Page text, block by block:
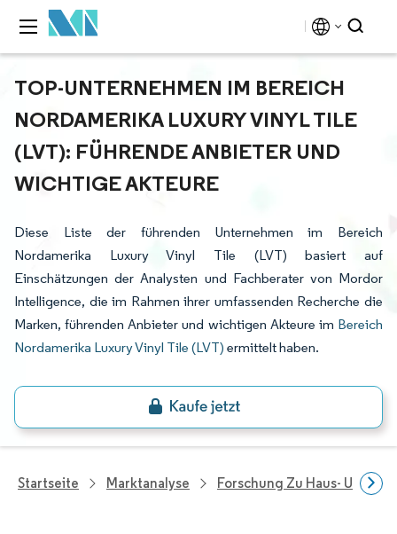
TOP-UNTERNEHMEN IM BEREICH
NORDAMERIKA LUXURY VINYL TILE
(LVT): FÜHRENDE ANBIETER UND
WICHTIGE AKTEURE
Diese Liste der führenden Unternehmen im Bereich
Nordamerika Luxury Vinyl Tile (LVT) basiert auf
Einschätzungen der Analysten und Fachberater von Mordor
Intelligence, die im Rahmen ihrer umfassenden Recherche die
Marken, führenden Anbieter und wichtigen Akteure im Bereich
Nordamerika Luxury Vinyl Tile (LVT) ermittelt haben.
Startseite Marktanalyse Forschung Zu Haus- Und